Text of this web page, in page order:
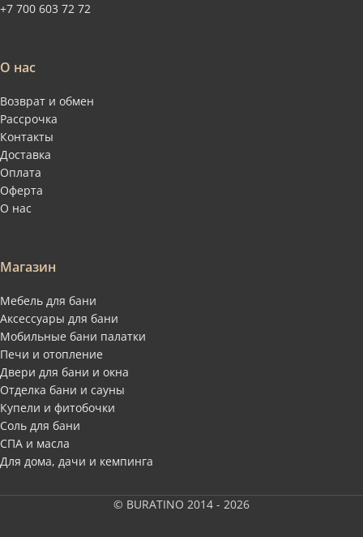
+7 700 603 72 72
О нас
Возврат и обмен
Рассрочка
Контакты
Доставка
Оплата
Оферта
О нас
Магазин
Мебель для бани
Аксессуары для бани
Мобильные бани палатки
Печи и отопление
Двери для бани и окна
Отделка бани и сауны
Купели и фитобочки
Соль для бани
СПА и масла
Для дома, дачи и кемпинга
© BURATINO 2014 - 2026